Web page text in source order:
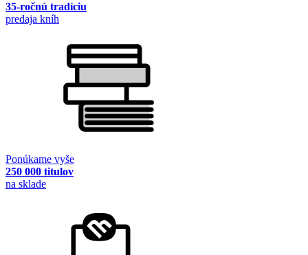
35-ročnú tradíciu
predaja kníh
Ponúkame vyše
250 000 titulov
na sklade